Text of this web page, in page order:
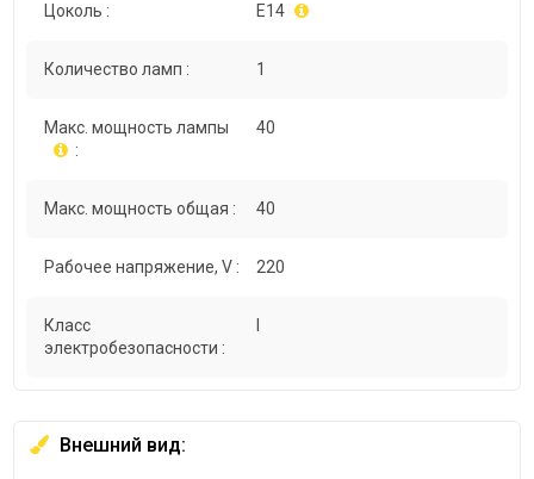
Цоколь : E14
Количество ламп : 1
Макс. мощность лампы
:
40
Макс. мощность общая : 40
Рабочее напряжение, V : 220
Класс
электробезопасности :
Внешний вид: